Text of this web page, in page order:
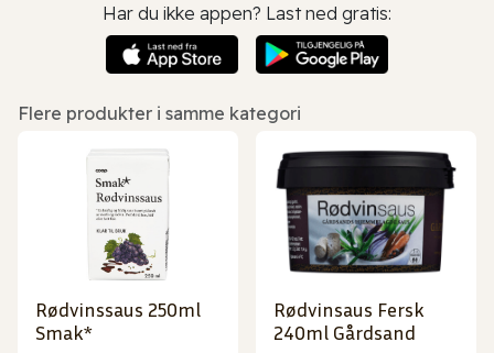
Har du ikke appen? Last ned gratis:
Flere produkter i samme kategori
Rødvinssaus 250ml
Smak*
Rødvinsaus Fersk
240ml Gårdsand